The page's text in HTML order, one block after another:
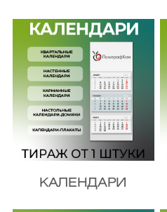
КАЛЕНДАРИ